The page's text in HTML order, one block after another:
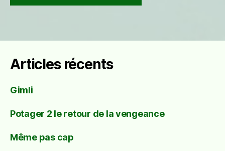
Articles récents
Gimli
Potager 2 le retour de la vengeance
Même pas cap